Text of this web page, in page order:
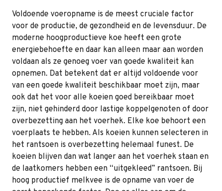
Voldoende voeropname is de meest cruciale factor
voor de productie, de gezondheid en de levensduur. De
moderne hoogproductieve koe heeft een grote
energiebehoefte en daar kan alleen maar aan worden
voldaan als ze genoeg voer van goede kwaliteit kan
opnemen. Dat betekent dat er altijd voldoende voor
van een goede kwaliteit beschikbaar moet zijn, maar
ook dat het voor alle koeien goed bereikbaar moet
zijn, niet gehinderd door lastige koppelgenoten of door
overbezetting aan het voerhek. Elke koe behoort een
voerplaats te hebben. Als koeien kunnen selecteren in
het rantsoen is overbezetting helemaal funest. De
koeien blijven dan wat langer aan het voerhek staan en
de laatkomers hebben een “uitgekleed” rantsoen. Bij
hoog productief melkvee is de opname van voer de